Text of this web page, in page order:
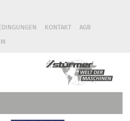
KONTAKT
AGB